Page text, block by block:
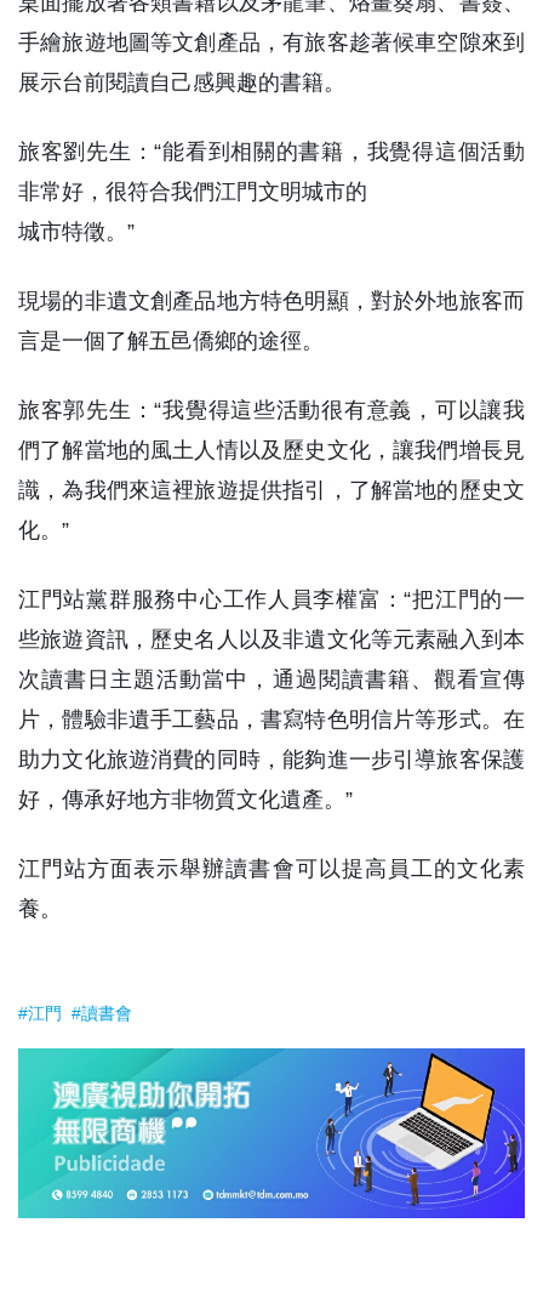
手繪旅遊地圖等文創產品，有旅客趁著候車空隙來到
展示台前閱讀自己感興趣的書籍。
旅客劉先生：“能看到相關的書籍，我覺得這個活動
非常好，很符合我們江門文明城市的
城市特徵。”
現場的非遺文創產品地方特色明顯，對於外地旅客而
言是一個了解五邑僑鄉的途徑。
旅客郭先生：“我覺得這些活動很有意義，可以讓我
們了解當地的風土人情以及歷史文化，讓我們增長見
識，為我們來這裡旅遊提供指引，了解當地的歷史文
化。”
江門站黨群服務中心工作人員李權富：“把江門的一
些旅遊資訊，歷史名人以及非遺文化等元素融入到本
次讀書日主題活動當中，通過閱讀書籍、觀看宣傳
片，體驗非遺手工藝品，書寫特色明信片等形式。在
助力文化旅遊消費的同時，能夠進一步引導旅客保護
好，傳承好地方非物質文化遺產。”
江門站方面表示舉辦讀書會可以提高員工的文化素
養。
#江門 #讀書會